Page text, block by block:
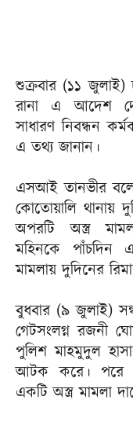
শুক্রবার (১১ জুলাই)
রানা এ আদেশ
সাধারণ নিবন্ধন
এ তথ্য জানান।
এসআই তানভীর
কোতোয়ালি থানায়
অপরটি অস্ত্র
মহিনকে পাঁচদিন
মামলায় দুদিনের
বুধবার (৯ জুলাই)
গেটসংলগ্ন রজনী
পুলিশ মাহমুদুল
আটক করে। পরে
একটি অস্ত্র মামলা